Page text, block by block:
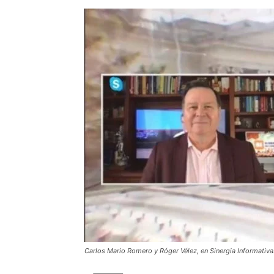
Carlos Mario Romero y Róger Vélez, en Sinergia